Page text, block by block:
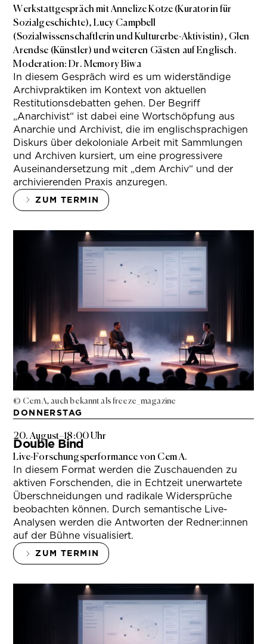
Werkstattgespräch mit Annelize Kotze (Kuratorin für
Sozialgeschichte), Lucy Campbell
(Sozialwissenschaftlerin und Kulturerbe-Aktivistin), Glen
Arendse (Künstler) und weiteren Gästen auf Englisch.
Moderation: Dr. Memory Biwa
In diesem Gespräch wird es um widerständige
Archivpraktiken im Kontext von aktuellen
Restitutionsdebatten gehen. Der Begriff
„Anarchivist“ ist dabei eine Wortschöpfung aus
Anarchie und Archivist, die im englischsprachigen
Diskurs über dekoloniale Arbeit mit Sammlungen
und Archiven kursiert, um eine progressivere
Auseinandersetzung mit „dem Archiv“ und der
archivierenden Praxis anzuregen.
ZUM TERMIN
© Cem A, auch bekannt als freeze_magazine
DONNERSTAG
20. August–18:00 Uhr
Double Bind
Live-Forschungsperformance von Cem A.
In diesem Format werden die Zuschauenden zu
aktiven Forschenden, die in Echtzeit unerwartete
Überschneidungen und radikale Widersprüche
beobachten können. Durch semantische Live-
Analysen werden die Antworten der Redner:innen
auf der Bühne visualisiert.
ZUM TERMIN